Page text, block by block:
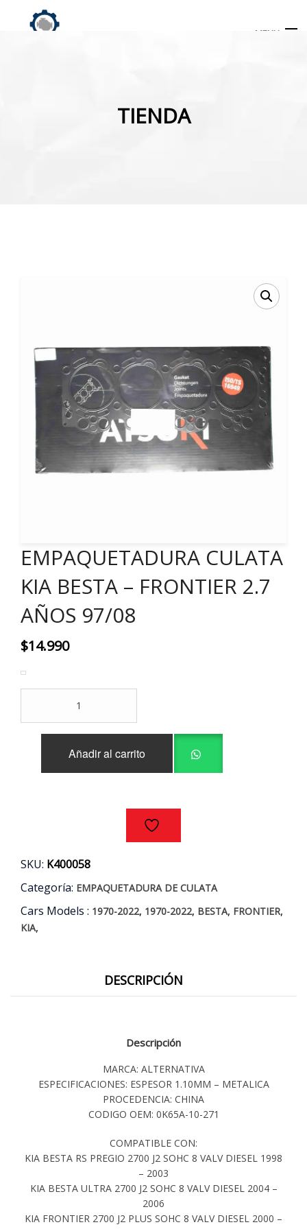
MENU
TIENDA
EMPAQUETADURA CULATA
KIA BESTA – FRONTIER 2.7
AÑOS 97/08
$14.990
KIA
BESTA
Añadir al carrito
SKU: K400058
Categoría: EMPAQUETADURA DE CULATA
Cars Models : 1970-2022, 1970-2022, BESTA, FRONTIER,
KIA,
DESCRIPCIÓN
Descripción
MARCA: ALTERNATIVA
ESPECIFICACIONES: ESPESOR 1.10MM – METALICA
PROCEDENCIA: CHINA
CODIGO OEM: 0K65A-10-271
COMPATIBLE CON:
KIA BESTA RS PREGIO 2700 J2 SOHC 8 VALV DIESEL 1998
– 2003
KIA BESTA ULTRA 2700 J2 SOHC 8 VALV DIESEL 2004 –
2006
KIA FRONTIER 2700 J2 PLUS SOHC 8 VALV DIESEL 2000 –